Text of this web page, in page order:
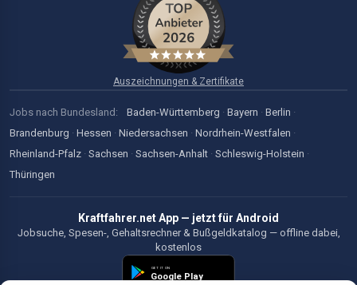
Auszeichnungen & Zertifikate
Jobs nach Bundesland: Baden-Württemberg · Bayern · Berlin ·
Brandenburg · Hessen · Niedersachsen · Nordrhein-Westfalen ·
Rheinland-Pfalz · Sachsen · Sachsen-Anhalt · Schleswig-Holstein ·
Thüringen
Kraftfahrer.net App — jetzt für Android
Jobsuche, Spesen-, Gehaltsrechner & Bußgeldkatalog — offline dabei,
kostenlos